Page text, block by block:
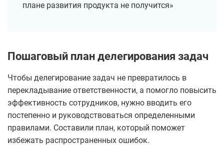
плане развития продукта не получится»
Пошаговый план делегирования задач
Чтобы делегирование задач не превратилось в
перекладывание ответственности, а помогло повысить
эффективность сотрудников, нужно вводить его
постепенно и руководствоваться определенными
правилами. Составили план, который поможет
избежать распространенных ошибок.